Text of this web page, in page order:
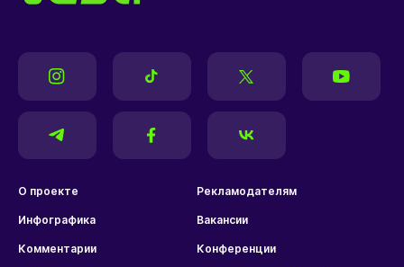
О проекте Рекламодателям
Инфографика Вакансии
Комментарии Конференции